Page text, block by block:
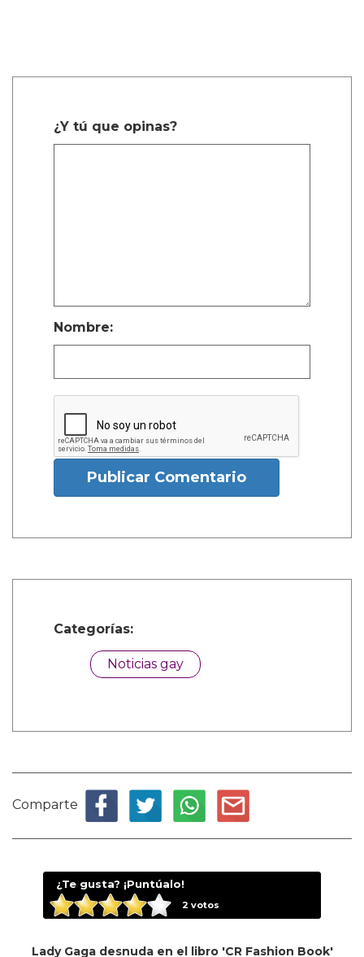
¿Y tú que opinas?
Nombre:
Publicar Comentario
Categorías:
Noticias gay
Comparte
¿Te gusta? ¡Puntúalo!
2 votos
Lady Gaga desnuda en el libro 'CR Fashion Book'